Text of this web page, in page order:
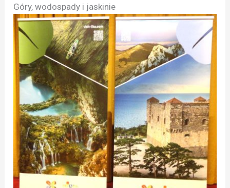
Góry, wodospady i jaskinie